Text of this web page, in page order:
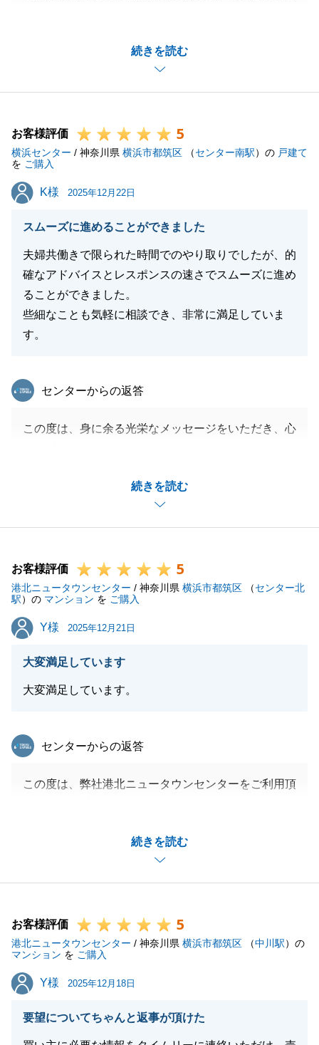
続きを読む
したこと、心より感謝申し上げます。
今回ご購入いただいた物件と巡り合えたのは、Ｔ様が
理想の住まいを追い求め、物件探しをお任せくださっ
今回、未公開の新着物件をすぐにご紹介でき、ご満足
いただけたことは営業担当としてこの上ない喜びで
す。
物件情報の有無に関わらずお話しさせていただいた時
しく拝読いたしました。
春からの新生活が素晴らしいものになりますよう、心
よりお祈り申し上げます。
お引越し後も、何かお困りごとがございましたらいつ
でもお気軽にご連絡ください。
今後とも、末永いお付き合いのほどよろしくお願い申
お客様評価 5
横浜センター / 神奈川県 横浜市都筑区 （センター南駅）の 戸建て
を ご購入
K様
K様 2025年12月22日
スムーズに進めることができました
夫婦共働きで限られた時間でのやり取りでしたが、的
確なアドバイスとレスポンスの速さでスムーズに進め
ることができました。
些細なことも気軽に相談でき、非常に満足していま
す。
続きを読む
東急リバブル
センターからの返答
この度は、身に余る光栄なメッセージをいただき、心
でいつも迅速かつ的確にご判断をいただけたからこ
そ、私共もスムーズにサポートをさせていただくこと
ができました。こちらこそ、多大なるご協力をいただ
「些細なことも気軽に相談できた」とのお言葉、何よ
りの励みになります。
_安心してお取引を進めていただくことが私の目標で
したので、ご満足いただけたことはプロとして大きな
これからも何かお困りごとがございましたら、いつで
もお気軽にご連絡ください。
閉じる
お客様評価 5
港北ニュータウンセンター / 神奈川県 横浜市都筑区 （センター北
駅）の マンション を ご購入
Y様
Y様 2025年12月21日
大変満足しています
大変満足しています。
続きを読む
東急リバブル
センターからの返答
この度は、弊社港北ニュータウンセンターをご利用頂
で短い時間でしたが、人生の大切な節目に、弊社仲介
にて物件購入を頂き、またご満足を頂けたということ
で、担当として嬉しく思います。
相談がございましたら、いつでもご連絡くださいま
せ。
今後ともよろしくお願いいたします。
閉じる
お客様評価 5
港北ニュータウンセンター / 神奈川県 横浜市都筑区 （中川駅）の
マンション を ご購入
Y様
Y様 2025年12月18日
要望についてちゃんと返事が頂けた